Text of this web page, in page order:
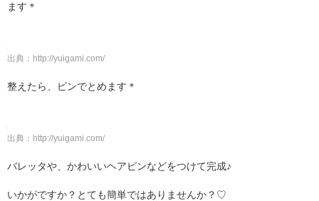
ます＊
出典： http://yuigami.com/
整えたら、ピンでとめます＊
出典： http://yuigami.com/
バレッタや、かわいいヘアピンなどをつけて完成♪
いかがですか？とても簡単ではありませんか？♡